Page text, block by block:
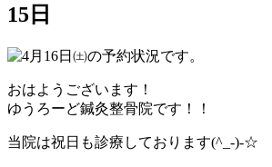
15日
おはようございます！
ゆうろーど鍼灸整骨院です！！
当院は祝日も診療しております(^_-)-☆